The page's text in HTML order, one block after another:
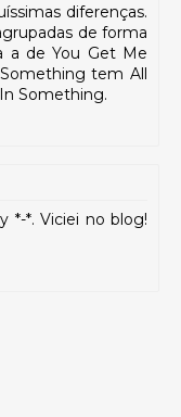
diferenças.
de forma
a de You Get Me
tem All
Something.
*-*. Viciei no blog!